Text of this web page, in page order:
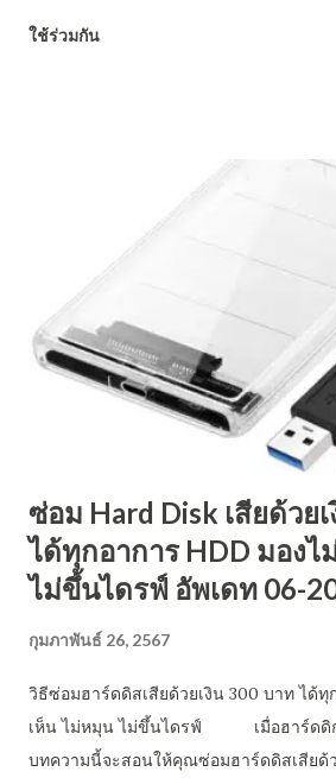
ส่ายหัว โปรแกรม data recovery ที่เค้าว่
ปัญสามารถทำได้ หากทำโดยผู้เชียวชาญ อ
เพื่อกู้ข้อมูลสำคัญกลับคืน ศูนย์กู้ข้อมูล อันดั
Recovery "ถ้าเรากู้ข้อมูลไม่ได้ ก็ไม่มีใคร
ความคุ้มค่า 10/10 , ความรวดเร็ว 9/10 ,
คะแนนรีวิวในโซเชี่ยล 378 รีวิว "ได้รับรีวิ
จดทะเบียน 10 ล้านบาท ที่ตั้งสำนักงาน อ
ชั้น 29 จุดรับส่งสาขาย่อย อาคาร The ...
ใช้ร่วมกัน
ซ่อม Hard Disk เสียด้วย
ได้ทุกอาการ HDD มองไ
ไม่ขึ้นไดรฟ์ อัพเดท 06-
กุมภาพันธ์ 26, 2567
วิธีซ่อมฮาร์ดดิสเสียด้วยเงิน 300 บาท ได้ทุ
เห็น ไม่หมุน ไม่ขึ้นไดรฟ์ เมื่อฮาร์ดดิ
บทความนี้จะสอนให้คุณซ่อมฮาร์ดดิสเสียด้